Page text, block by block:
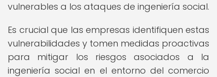
vulnerables a los ataques de ingeniería social.
Es crucial que las empresas identifiquen estas
vulnerabilidades y tomen medidas proactivas
para mitigar los riesgos asociados a la
ingeniería social en el entorno del comercio